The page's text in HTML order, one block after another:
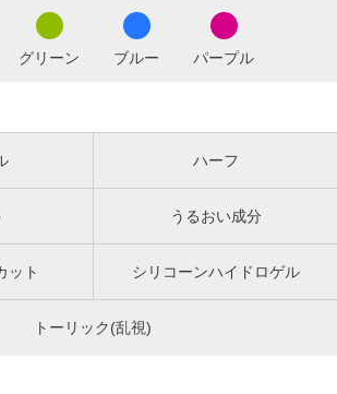
グリーン ブルー パープル
ハーフ
うるおい成分
ット シリコーンハイドロゲル
トーリック(乱視)